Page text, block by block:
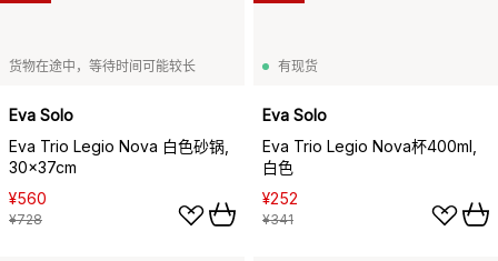
货物在途中，等待时间可能较长
Eva Solo
Eva Trio Legio Nova 白色砂锅,
30x37cm
¥560
¥728
有现货
Eva Solo
Eva Trio Legio Nova杯400ml,
白色
¥252
¥341